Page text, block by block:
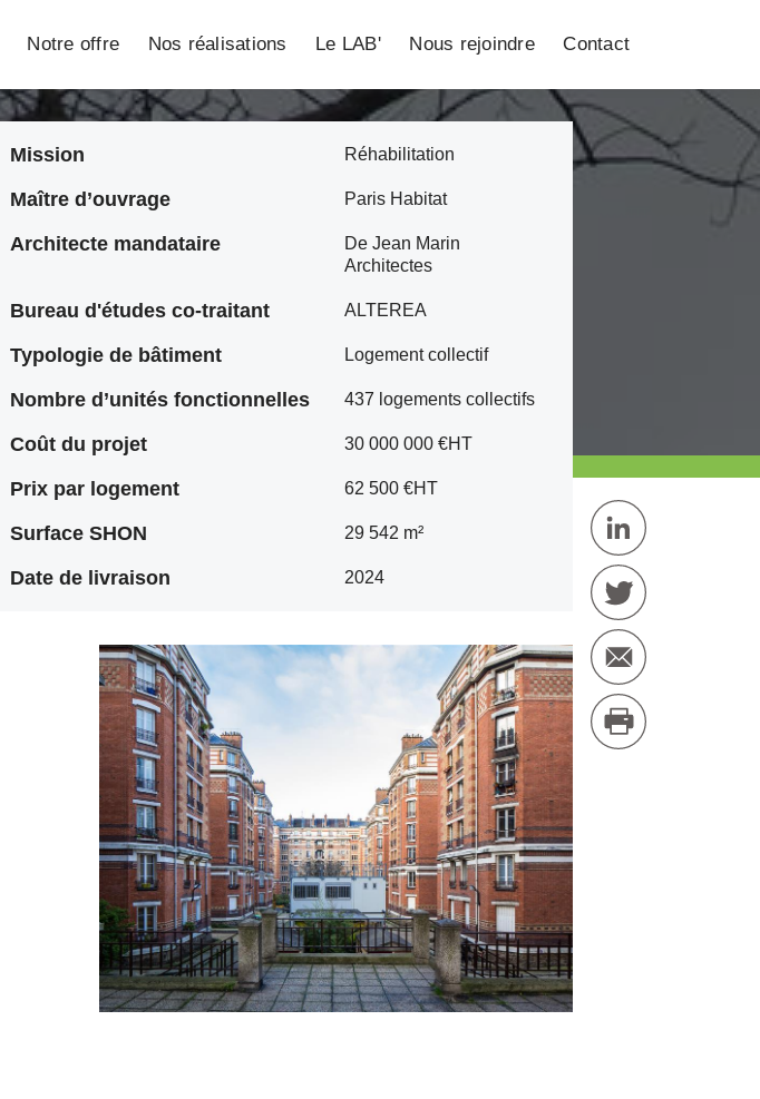
Notre offre Nos réalisations Le LAB' Nous rejoindre Contact
Mission Réhabilitation
Maître d’ouvrage Paris Habitat
Architecte mandataire
De Jean Marin
Architectes
Bureau d'études co-traitant ALTEREA
Typologie de bâtiment Logement collectif
Nombre d’unités fonctionnelles 437 logements collectifs
Coût du projet 30 000 000 €HT
Prix par logement 62 500 €HT
Surface SHON 29 542 m²
Date de livraison 2024